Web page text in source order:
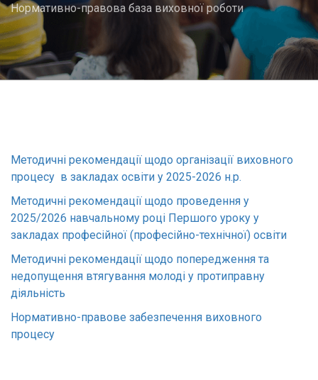
Нормативно-правова база виховної роботи
Методичні рекомендації щодо організації виховного
процесу в закладах освіти у 2025-2026 н.р.
Методичні рекомендації щодо проведення у
2025/2026 навчальному році Першого уроку у
закладах професійної (професійно-технічної) освіти
Методичні рекомендації щодо попередження та
недопущення втягування молоді у протиправну
діяльність
Нормативно-правове забезпечення виховного
процесу